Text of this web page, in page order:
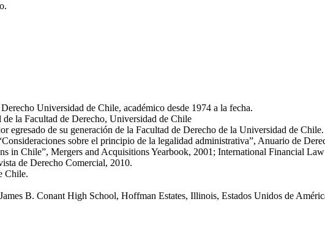
Universidad de Chile, académico desde 1974 a la fecha.
la Facultad de Derecho, Universidad de Chile
egresado de su generación de la Facultad de Derecho de la Universidad de Chile.
sobre el principio de la legalidad administrativa”, Anuario de
in Chile”, Mergers and Acquisitions Yearbook, 2001; International Financial
de Derecho Comercial, 2010.
Chile.
B. Conant High School, Hoffman Estates, Illinois, Estados Unidos de